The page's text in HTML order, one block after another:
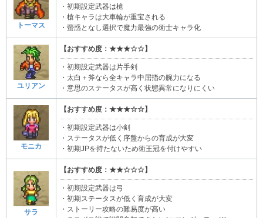
トーマス
・初期設定武器は槍
・槍キャラは大車輪が重宝される
・螢惑となし選択で魔力最強の術士キャラ化
ユリアン
【おすすめ度：★★★☆☆】
・初期設定武器は片手剣
・太白＋斧なら全キャラ中屈指の腕力になる
・意思のステータスが高く状態異常になりにくい
モニカ
【おすすめ度：★★★☆☆】
・初期設定武器は小剣
・ステータスが低く序盤からの育成が大変
・初期JPを持たないため術王冠を付けやすい
サラ
【おすすめ度：★★☆☆☆】
・初期設定武器は弓
・初期ステータスが低く育成が大変
・ストーリー攻略の難易度が高い